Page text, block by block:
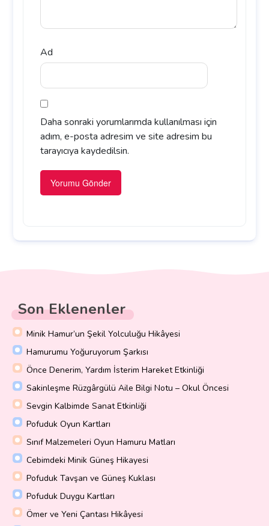
Ad
Daha sonraki yorumlarımda kullanılması için
adım, e-posta adresim ve site adresim bu
tarayıcıya kaydedilsin.
Son Eklenenler
Minik Hamur’un Şekil Yolculuğu Hikâyesi
Hamurumu Yoğuruyorum Şarkısı
Önce Denerim, Yardım İsterim Hareket Etkinliği
Sakinleşme Rüzgârgülü Aile Bilgi Notu – Okul Öncesi
Sevgin Kalbimde Sanat Etkinliği
Pofuduk Oyun Kartları
Sınıf Malzemeleri Oyun Hamuru Matları
Cebimdeki Minik Güneş Hikayesi
Pofuduk Tavşan ve Güneş Kuklası
Pofuduk Duygu Kartları
Ömer ve Yeni Çantası Hikâyesi